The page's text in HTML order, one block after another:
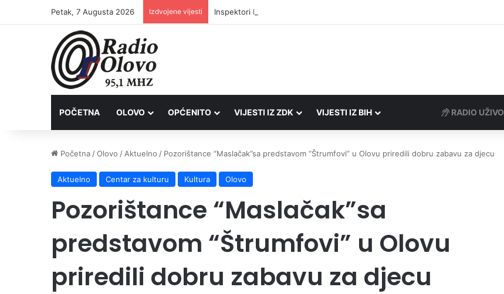
Petak, 7 Augusta 2026 Izdvojene vijesti Inspektori Porezne uprave FBiH na području ZDK izvršili 24 inspekcijska nadzora
POČETNA OLOVO OPĆENITO VIJESTI IZ ZDK VIJESTI IZ BIH RADIO UŽIVO
Početna /Olovo / Aktuelno / Pozorištance “Maslačak”sa predstavom “Štrumfovi” u Olovu priredili dobru zabavu za djecu
Aktuelno Centar za kulturu Kultura Olovo
Pozorištance “Maslačak”sa
predstavom “Štrumfovi” u Olovu
priredili dobru zabavu za djecu